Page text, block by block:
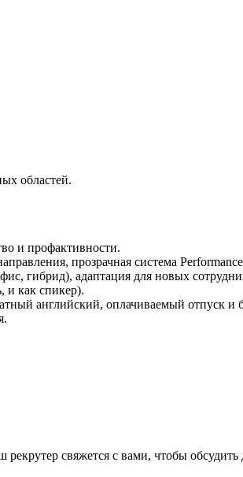
областей.
и профактивности.
прозрачная система
гибрид), адаптация для новых
и как спикер).
английский, оплачиваемый отпуск и
рекрутер свяжется с вами, чтобы обсудить